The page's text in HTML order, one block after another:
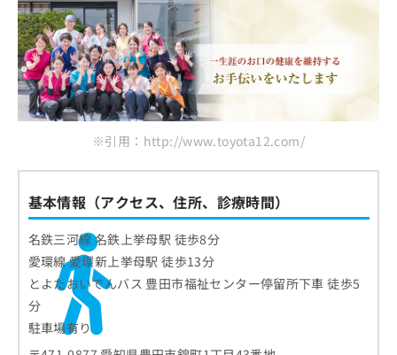
※引用：http://www.toyota12.com/
基本情報（アクセス、住所、診療時間）
名鉄三河線 名鉄上挙母駅 徒歩8分
愛環線 愛環新上挙母駅 徒歩13分
とよたおいでんバス 豊田市福祉センター停留所下車 徒歩5
分
駐車場有り